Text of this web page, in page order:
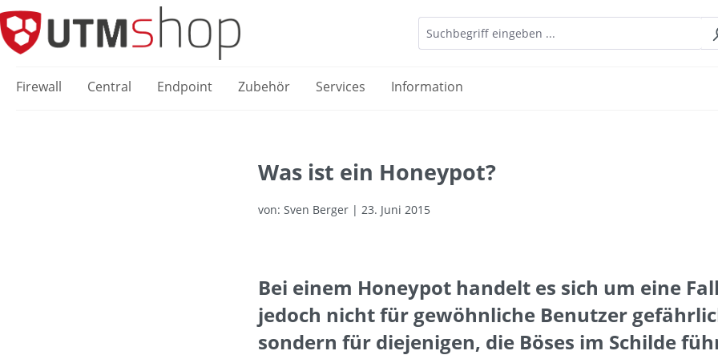
Zur Hauptnavigation springen
Firewall Central Endpoint Zubehör Services Information
Was ist ein Honeypot?
von: Sven Berger | 23. Juni 2015
Bei einem Honeypot handelt es sich um eine
jedoch nicht für gewöhnliche Benutzer
sondern für diejenigen, die Böses im Schilde